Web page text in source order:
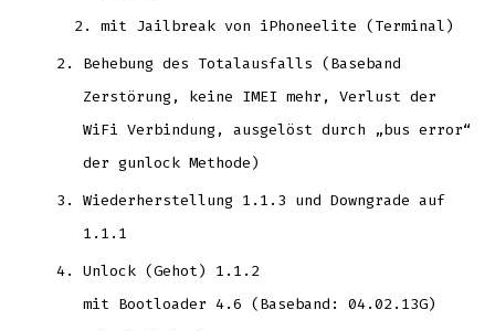
mit Jailbreak von iPhoneelite (Terminal)
Behebung des Totalausfalls (Baseband
Zerstörung, keine IMEI mehr, Verlust der
WiFi Verbindung, ausgelöst durch „bus error“
der gunlock Methode)
Wiederherstellung 1.1.3 und Downgrade auf
1.1.1
Unlock (Gehot) 1.1.2
mit Bootloader 4.6 (Baseband: 04.02.13G)